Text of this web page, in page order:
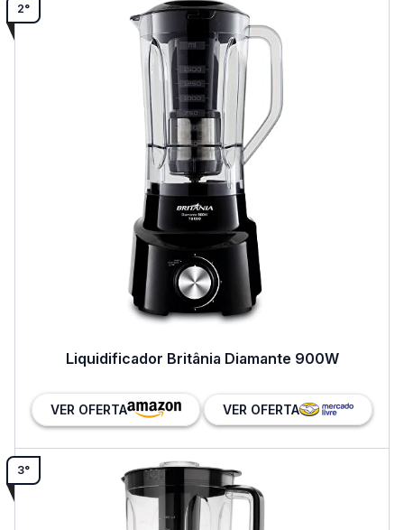
2°
Liquidificador Britânia Diamante 900W
VER OFERTA VER OFERTA
3°